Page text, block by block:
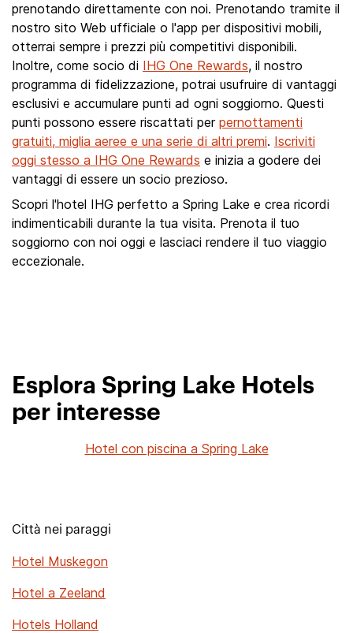
prenotando direttamente con noi. Prenotando tramite il
nostro sito Web ufficiale o l'app per dispositivi mobili,
otterrai sempre i prezzi più competitivi disponibili.
Inoltre, come socio di IHG One Rewards, il nostro
programma di fidelizzazione, potrai usufruire di vantaggi
esclusivi e accumulare punti ad ogni soggiorno. Questi
punti possono essere riscattati per pernottamenti
gratuiti, miglia aeree e una serie di altri premi. Iscriviti
oggi stesso a IHG One Rewards e inizia a godere dei
vantaggi di essere un socio prezioso.
Scopri l'hotel IHG perfetto a Spring Lake e crea ricordi
indimenticabili durante la tua visita. Prenota il tuo
soggiorno con noi oggi e lasciaci rendere il tuo viaggio
eccezionale.
Esplora Spring Lake Hotels
per interesse
Hotel con piscina a Spring Lake
Città nei paraggi
Hotel Muskegon
Hotel a Zeeland
Hotels Holland